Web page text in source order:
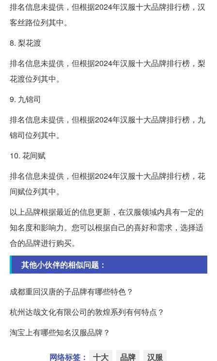
排名信息未提供，但根据2024年汉服十大品牌排行榜，汉
客丝路位列其中。
8. 梨花渡
排名信息未提供，但根据2024年汉服十大品牌排行榜，梨
花渡位列其中。
9. 九锦司
排名信息未提供，但根据2024年汉服十大品牌排行榜，九
锦司位列其中。
10. 花间赋
排名信息未提供，但根据2024年汉服十大品牌排行榜，花
间赋位列其中。
以上品牌根据最近的信息更新，在汉服领域内具有一定的
知名度和影响力。您可以根据自己的喜好和需求，选择适
合的品牌进行购买。
其他小伙伴的相似问题：
成都重回汉唐的子品牌有哪些特色？
杭州达哉文化有限公司的敦煌系列有何特点？
淘宝上有哪些知名汉服品牌？
网络标签： 十大 品牌 汉服